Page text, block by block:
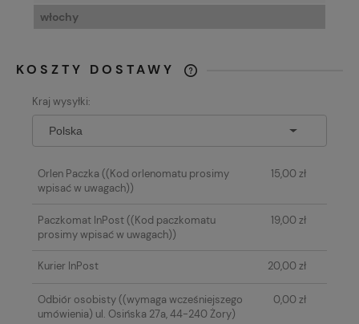
włochy
KOSZTY DOSTAWY
KOSZTÓW PŁATNOŚCI
Kraj wysyłki:
Orlen Paczka ((Kod orlenomatu prosimy
wpisać w uwagach))
15,00 zł
Paczkomat InPost((Kod paczkomatu
prosimy wpisać w uwagach))
19,00 zł
Kurier InPost 20,00 zł
Odbiór osobisty((wymaga wcześniejszego
umówienia) ul. Osińska 27a, 44-240 Żory)
0,00 zł